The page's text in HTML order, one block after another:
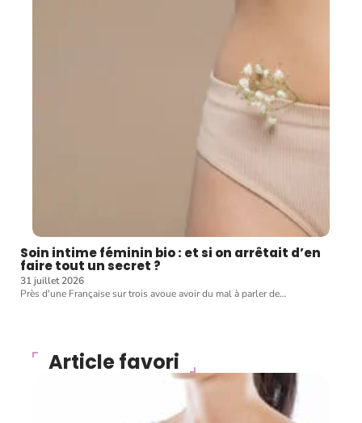
Soin intime féminin bio : et si on arrêtait d’en
faire tout un secret ?
31 juillet 2026
Près d'une Française sur trois avoue avoir du mal à parler de…
Article favori